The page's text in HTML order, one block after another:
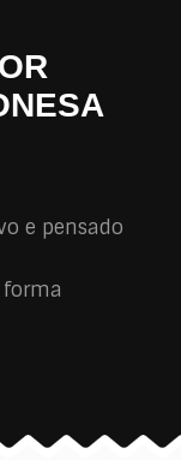
e pensado
forma